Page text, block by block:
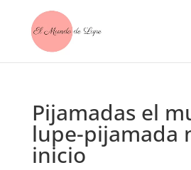
Pijamadas el
lupe-pijamada
inicio